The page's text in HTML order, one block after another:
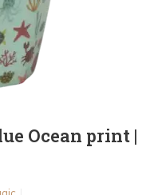
Ocean print |